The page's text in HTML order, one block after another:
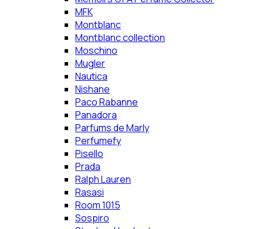
MFK
Montblanc
Montblanc collection
Moschino
Mugler
Nautica
Nishane
Paco Rabanne
Panadora
Parfums de Marly
Perfumefy
Pisello
Prada
Ralph Lauren
Rasasi
Room 1015
Sospiro